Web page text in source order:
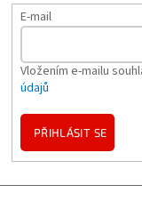
E-mail
Vložením e-mailu
údajů
PŘIHLÁSIT SE